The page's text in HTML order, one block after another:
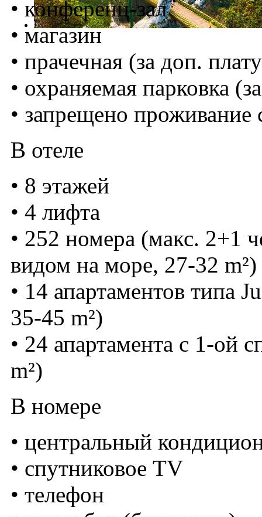
• конференц-зал
• магазин
• прачечная (за доп.
• охраняемая парковка
• запрещено
В отеле
• 8 этажей
• 4 лифта
• 252 номера (макс. 2+1
видом на море, 27-32 m²)
• 14 апартаментов типа
35-45 m²)
• 24 апартамента с 1-ой
m²)
В номере
• центральный
• спутниковое TV
• телефон